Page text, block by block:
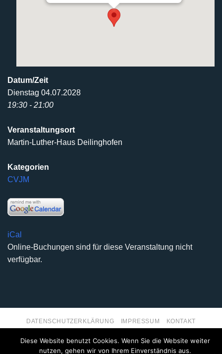
Datum/Zeit
Dienstag 04.07.2028
19:30 - 21:00
Veranstaltungsort
Martin-Luther-Haus Deilinghofen
Kategorien
CVJM
iCal
Online-Buchungen sind für diese Veranstaltung nicht
verfügbar.
DATENSCHUTZERKLÄRUNG IMPRESSUM KONTAKT
kleinzweidrei Kommunikationsdesign
Diese Website benutzt Cookies. Wenn Sie die Website weiter
nutzen, gehen wir von Ihrem Einverständnis aus.